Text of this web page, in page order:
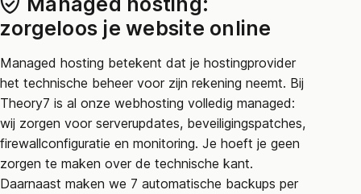
zorgeloos je website online
Managed hosting betekent dat je hostingprovider
het technische beheer voor zijn rekening neemt. Bij
Theory7 is al onze webhosting volledig managed:
wij zorgen voor serverupdates, beveiligingspatches,
firewallconfiguratie en monitoring. Je hoeft je geen
zorgen te maken over de technische kant.
Daarnaast maken we 7 automatische backups per